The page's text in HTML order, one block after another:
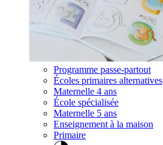
Programme passe-partout
Écoles primaires alternatives
Maternelle 4 ans
École spécialisée
Maternelle 5 ans
Enseignement à la maison
Primaire